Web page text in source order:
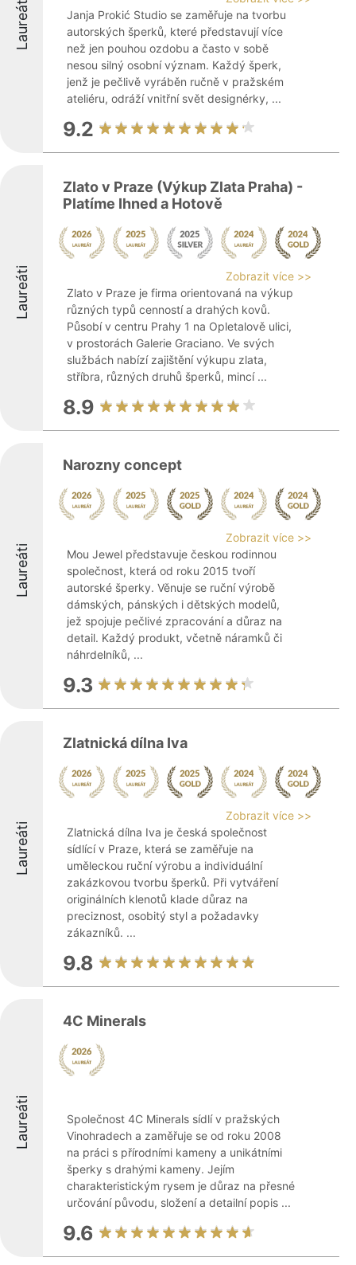
Laureáti
Janja Prokić Studio se zaměřuje na tvorbu
autorských šperků, které představují více
než jen pouhou ozdobu a často v sobě
nesou silný osobní význam. Každý šperk,
jenž je pečlivě vyráběn ručně v pražském
ateliéru, odráží vnitřní svět designérky, ...
9.2
Laureáti
Zlato v Praze (Výkup Zlata Praha) -
Platíme Ihned a Hotově
Zobrazit více >>
Zlato v Praze je firma orientovaná na výkup
různých typů cenností a drahých kovů.
Působí v centru Prahy 1 na Opletalově ulici,
v prostorách Galerie Graciano. Ve svých
službách nabízí zajištění výkupu zlata,
stříbra, různých druhů šperků, mincí ...
8.9
Laureáti
Narozny concept
Zobrazit více >>
Mou Jewel představuje českou rodinnou
společnost, která od roku 2015 tvoří
autorské šperky. Věnuje se ruční výrobě
dámských, pánských i dětských modelů,
jež spojuje pečlivé zpracování a důraz na
detail. Každý produkt, včetně náramků či
náhrdelníků, ...
9.3
Laureáti
Zlatnická dílna Iva
Zobrazit více >>
Zlatnická dílna Iva je česká společnost
sídlící v Praze, která se zaměřuje na
uměleckou ruční výrobu a individuální
zakázkovou tvorbu šperků. Při vytváření
originálních klenotů klade důraz na
preciznost, osobitý styl a požadavky
zákazníků. ...
9.8
Laureáti
4C Minerals
Společnost 4C Minerals sídlí v pražských
Vinohradech a zaměřuje se od roku 2008
na práci s přírodními kameny a unikátními
šperky s drahými kameny. Jejím
charakteristickým rysem je důraz na přesné
určování původu, složení a detailní popis ...
9.6